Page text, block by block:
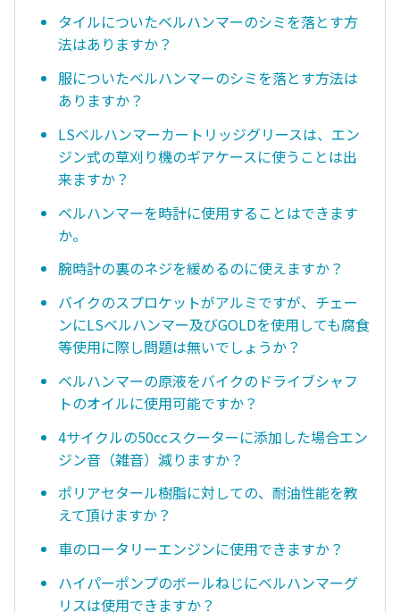
タイルについたベルハンマーのシミを落とす方
法はありますか？
服についたベルハンマーのシミを落とす方法は
ありますか？
LSベルハンマーカートリッジグリースは、エン
ジン式の草刈り機のギアケースに使うことは出
来ますか？
ベルハンマーを時計に使用することはできます
か。
腕時計の裏のネジを緩めるのに使えますか？
バイクのスプロケットがアルミですが、チェー
ンにLSベルハンマー及びGOLDを使用しても腐食
等使用に際し問題は無いでしょうか？
ベルハンマーの原液をバイクのドライブシャフ
トのオイルに使用可能ですか？
4サイクルの50ccスクーターに添加した場合エン
ジン音（雑音）減りますか？
ポリアセタール樹脂に対しての、耐油性能を教
えて頂けますか？
車のロータリーエンジンに使用できますか？
ハイパーポンプのボールねじにベルハンマーグ
リスは使用できますか？